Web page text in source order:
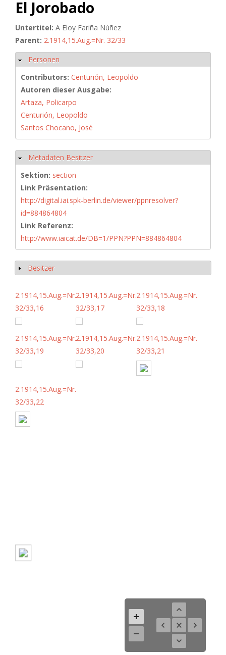
El Jorobado
Untertitel: A Eloy Fariña Núñez
Parent: 2.1914,15.Aug.=Nr. 32/33
Hide
Personen
Contributors: Centurión, Leopoldo
Autoren dieser Ausgabe:
Artaza, Policarpo
Centurión, Leopoldo
Santos Chocano, José
Hide
Metadaten Besitzer
Sektion: section
Link Präsentation:
http://digital.iai.spk-berlin.de/viewer/ppnresolver?
id=884864804
Link Referenz:
http://www.iaicat.de/DB=1/PPN?PPN=884864804
Show
Besitzer
2.1914,15.Aug.=Nr.
32/33,16
2.1914,15.Aug.=Nr.
32/33,17
2.1914,15.Aug.=Nr.
32/33,18
2.1914,15.Aug.=Nr.
32/33,19
2.1914,15.Aug.=Nr.
32/33,20
2.1914,15.Aug.=Nr.
32/33,21
2.1914,15.Aug.=Nr.
32/33,22